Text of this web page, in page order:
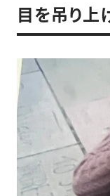
目を吊り上